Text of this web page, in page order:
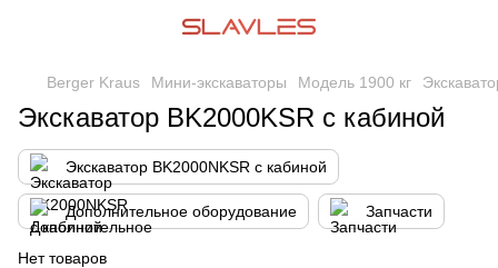
Berger Kraus Мини-экскаваторы Модель 1900 кг
Экскаватор BK2000KSR с кабиной
Экскаватор BK2000NKSR с кабиной
Дополнительное оборудование Запчасти
Нет товаров